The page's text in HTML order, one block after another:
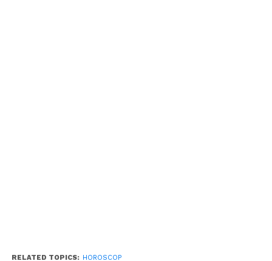
RELATED TOPICS: HOROSCOP